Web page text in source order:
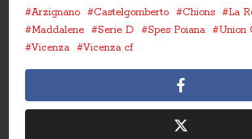
Arzignano Castelgomberto Chions
La
Maddalene
Serie D Spes Poiana
Union
Vicenza
Vicenza cf